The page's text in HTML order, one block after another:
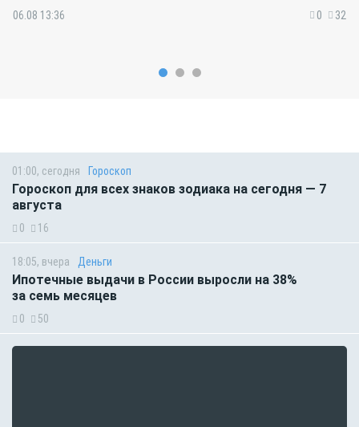
06.08 13:36 0 32
01:00, сегодня Гороскоп
Гороскоп для всех знаков зодиака на сегодня — 7
августа
0 16
18:05, вчера Деньги
Ипотечные выдачи в России выросли на 38%
за семь месяцев
0 50